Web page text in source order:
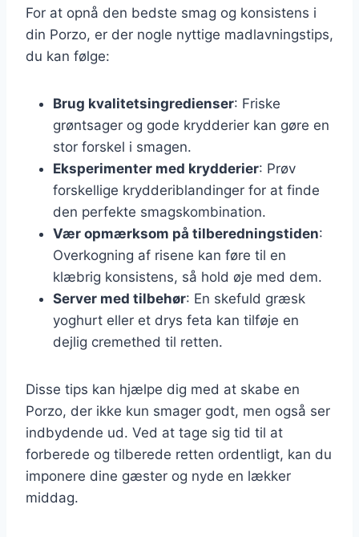
For at opnå den bedste smag og konsistens i
din Porzo, er der nogle nyttige madlavningstips,
du kan følge:
Brug kvalitetsingredienser: Friske
grøntsager og gode krydderier kan gøre en
stor forskel i smagen.
Eksperimenter med krydderier: Prøv
forskellige krydderiblandinger for at finde
den perfekte smagskombination.
Vær opmærksom på tilberedningstiden:
Overkogning af risene kan føre til en
klæbrig konsistens, så hold øje med dem.
Server med tilbehør: En skefuld græsk
yoghurt eller et drys feta kan tilføje en
dejlig cremethed til retten.
Disse tips kan hjælpe dig med at skabe en
Porzo, der ikke kun smager godt, men også ser
indbydende ud. Ved at tage sig tid til at
forberede og tilberede retten ordentligt, kan du
imponere dine gæster og nyde en lækker
middag.